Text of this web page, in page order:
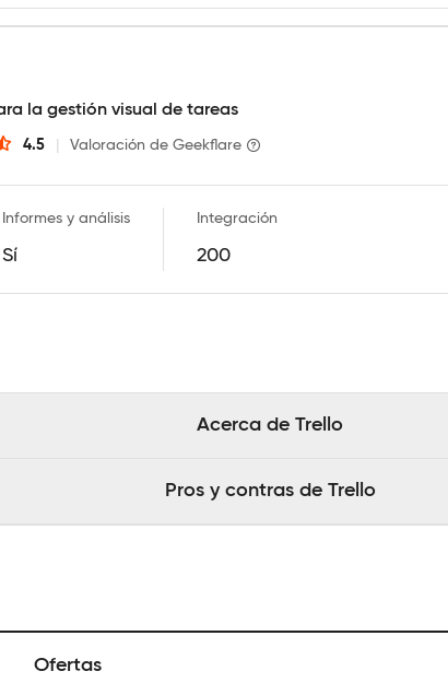
la gestión visual de tareas
4.5 Valoración de Geekflare
Informes y análisis
Sí
Integración
200
Acerca de Trello
Pros y contras de Trello
Ofertas